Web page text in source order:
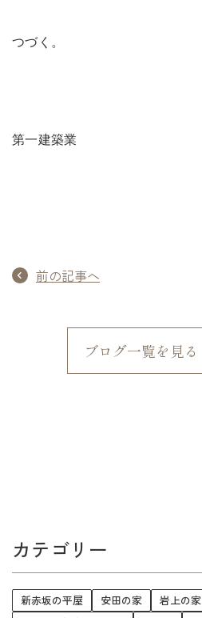
つづく。
第一建築業
前の記事へ
ブログ一覧を見る
カテゴリー
新赤坂の平屋 安田の家 岩上の家